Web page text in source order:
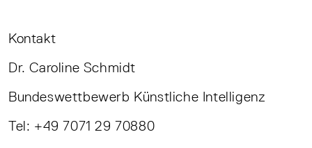
Kontakt
Dr. Caroline Schmidt
Bundeswettbewerb Künstliche Intelligenz
Tel: +49 7071 29 70880